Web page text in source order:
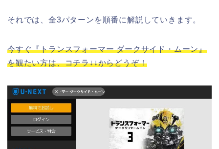
それでは、全3パターンを順番に解説していきます。
今すぐ『トランスフォーマー ダークサイド・ムーン』
を観たい方は、コチラ↓↓からどうぞ！